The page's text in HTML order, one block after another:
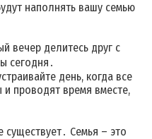
наполнять вашу семью
вечер делитесь друг с
сегодня․
день, когда все
проводят время вместе,
Семья – это